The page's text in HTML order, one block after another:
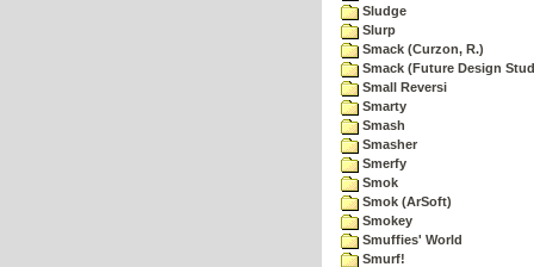
Sludge
Slurp
Smack (Curzon, R.)
Smack (Future Design
Small Reversi
Smarty
Smash
Smasher
Smerfy
Smok
Smok (ArSoft)
Smokey
Smuffies' World
Smurf!